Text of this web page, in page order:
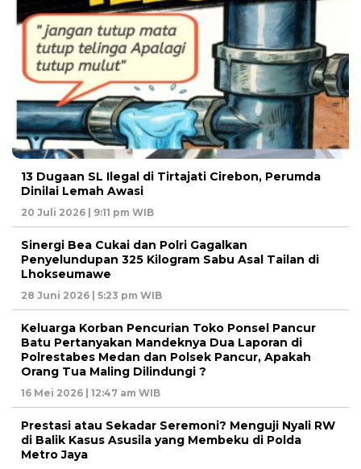
13 Dugaan SL Ilegal di Tirtajati Cirebon, Perumda
Dinilai Lemah Awasi
20 Juli 2026 | 9:11 pm WIB
Sinergi Bea Cukai dan Polri Gagalkan
Penyelundupan 325 Kilogram Sabu Asal Tailan di
Lhokseumawe
28 Juni 2026 | 5:23 pm WIB
Keluarga Korban Pencurian Toko Ponsel Pancur
Batu Pertanyakan Mandeknya Dua Laporan di
Polrestabes Medan dan Polsek Pancur, Apakah
Orang Tua Maling Dilindungi ?
16 Mei 2026 | 12:47 am WIB
Prestasi atau Sekadar Seremoni? Menguji Nyali RW
di Balik Kasus Asusila yang Membeku di Polda
Metro Jaya